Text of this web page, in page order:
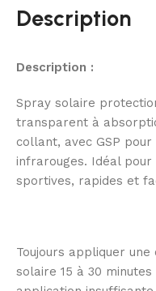
Description
Description :
Spray solaire
transparent à
collant, avec GSP
infrarouges. Idéal
sportives, rapides et
Toujours appliquer
solaire 15 à 30